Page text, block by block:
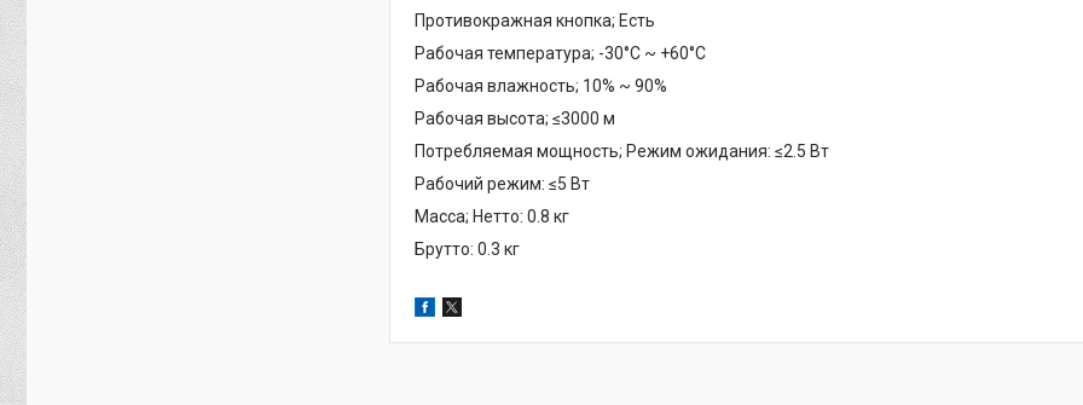
Противокражная кнопка; Есть
Рабочая температура; -30°C ~ +60°C
Рабочая влажность; 10% ~ 90%
Рабочая высота; ≤3000 м
Потребляемая мощность; Режим ожидания: ≤2.5 Вт
Рабочий режим: ≤5 Вт
Масса; Нетто: 0.8 кг
Брутто: 0.3 кг